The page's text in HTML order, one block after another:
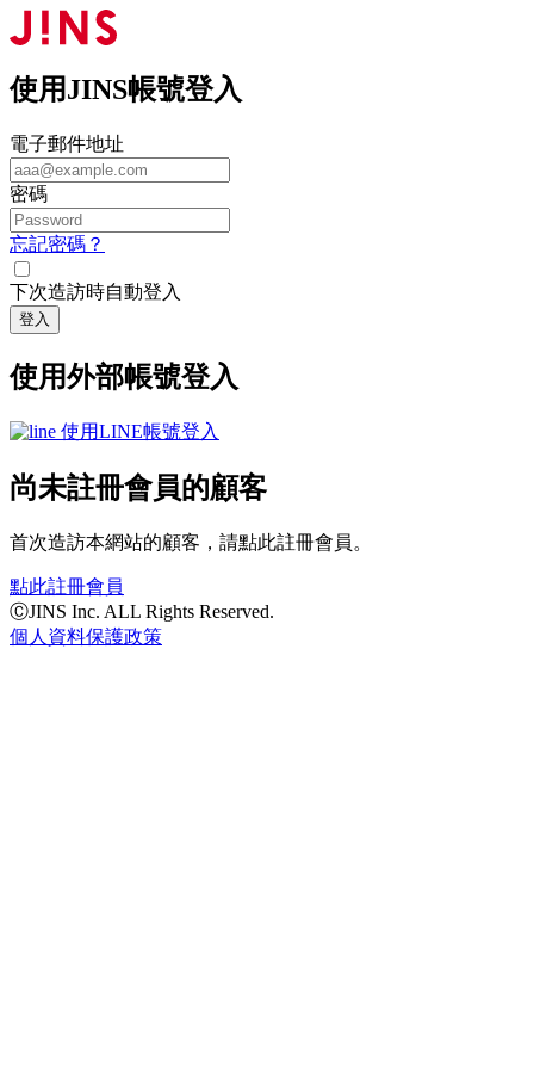
使用JINS帳號登入
電子郵件地址
密碼
忘記密碼？
下次造訪時自動登入
登入
使用外部帳號登入
使用LINE帳號登入
尚未註冊會員的顧客
首次造訪本網站的顧客，請點此註冊會員。
點此註冊會員
ⒸJINS Inc. ALL Rights Reserved.
個人資料保護政策